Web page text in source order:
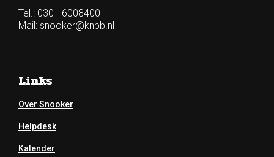
Tel.: 030 - 6008400
Mail: snooker@knbb.nl
Links
Over Snooker
Helpdesk
Kalender